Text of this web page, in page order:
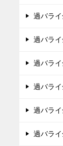
過バラ
過バラ
過バラ
過バラ
過バラ
過バラ